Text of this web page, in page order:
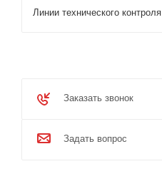
Линии технического контроля
Заказать звонок
Задать вопрос